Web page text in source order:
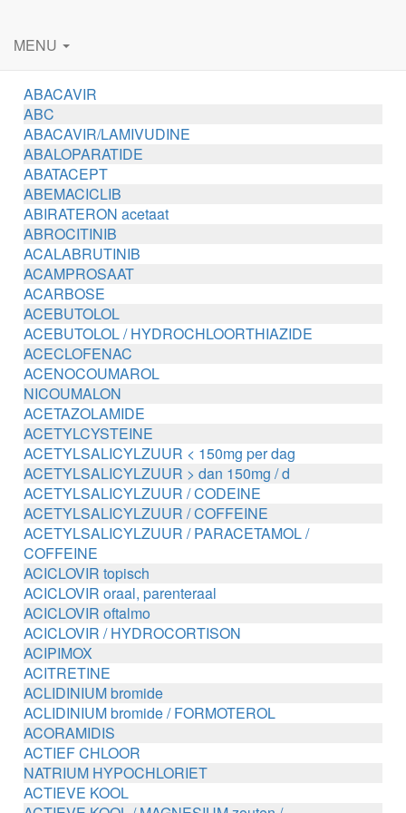
MENU
ABACAVIR
ABC
ABACAVIR/LAMIVUDINE
ABALOPARATIDE
ABATACEPT
ABEMACICLIB
ABIRATERON acetaat
ABROCITINIB
ACALABRUTINIB
ACAMPROSAAT
ACARBOSE
ACEBUTOLOL
ACEBUTOLOL / HYDROCHLOORTHIAZIDE
ACECLOFENAC
ACENOCOUMAROL
NICOUMALON
ACETAZOLAMIDE
ACETYLCYSTEINE
ACETYLSALICYLZUUR < 150mg per dag
ACETYLSALICYLZUUR > dan 150mg / d
ACETYLSALICYLZUUR / CODEINE
ACETYLSALICYLZUUR / COFFEINE
ACETYLSALICYLZUUR / PARACETAMOL /
COFFEINE
ACICLOVIR topisch
ACICLOVIR oraal, parenteraal
ACICLOVIR oftalmo
ACICLOVIR / HYDROCORTISON
ACIPIMOX
ACITRETINE
ACLIDINIUM bromide
ACLIDINIUM bromide / FORMOTEROL
ACORAMIDIS
ACTIEF CHLOOR
NATRIUM HYPOCHLORIET
ACTIEVE KOOL